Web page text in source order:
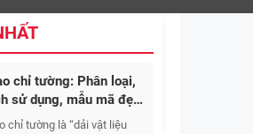
chỉ tường: Phân loại,
sử dụng, mẫu mã đẹp
phòng khách
chỉ tường là “dải vật liệu